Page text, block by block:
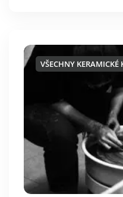
VŠECHNY KERAMICKÉ